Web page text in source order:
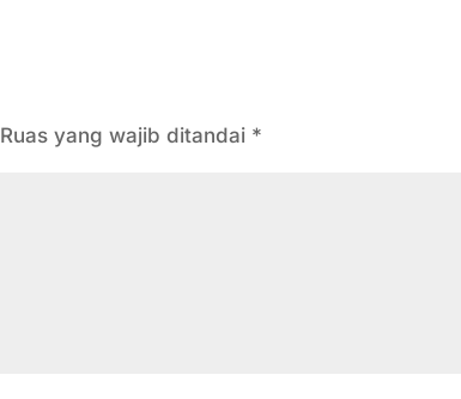
Ruas yang wajib ditandai *